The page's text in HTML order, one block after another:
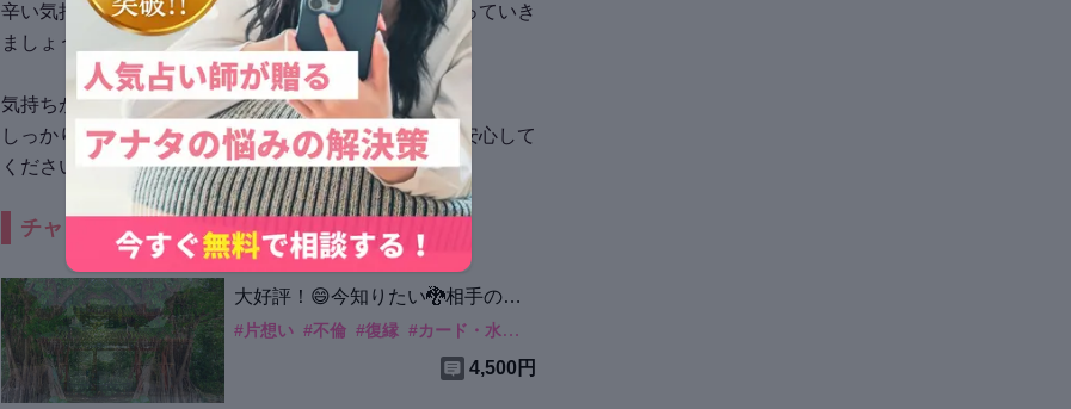
辛い気持ちや悩みから脱却して、望む未来を一緒に作っていき
ましょう👐
気持ちがまとまっていなくても勿論大丈夫ですよ🌱
しっかりと私がアナタのお気持ちを整理致しますので安心して
チャット鑑定メニュー
大好評！😄今知りたい🐉相手の気
持ちや状態 2人～
#片想い #不倫 #復縁 #カード・水晶
4,500円